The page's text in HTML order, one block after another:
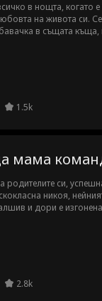
в нощта, когато
на живота си.
в същата къща,
Той не я помни. Но
1.5k
мама
родителите си,
никоя,
и дори е
2.8k